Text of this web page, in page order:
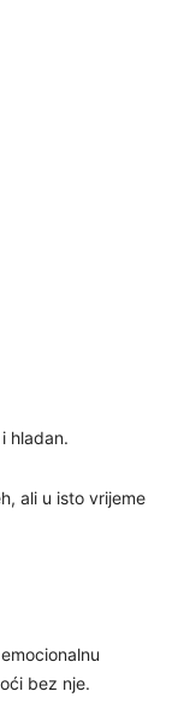
hladan.
ali u isto vrijeme
bez nje.